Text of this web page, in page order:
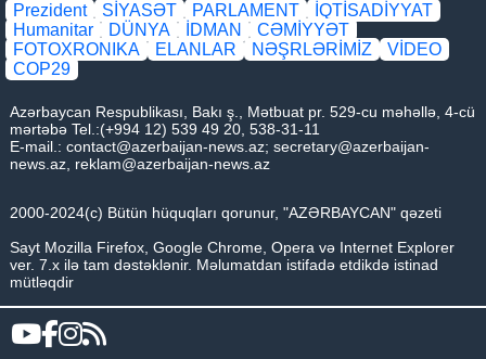
Prezident SİYASƏT PARLAMENT
İQTİSADİYYAT
Humanitar
DÜNYA İDMAN
CƏMİYYƏT
FOTOXRONIKA
ELANLAR NƏŞRLƏRİMİZ
VİDEO
COP29
Azərbaycan Respublikası, Bakı ş., Mətbuat pr. 529-cu məhəllə, 4-cü
mərtəbə Tel.:(+994 12) 539 49 20, 538-31-11
E-mail.: contact@azerbaijan-news.az; secretary@azerbaijan-
news.az, reklam@azerbaijan-news.az
2000-2024(c) Bütün hüquqları qorunur, "AZƏRBAYCAN" qəzeti
Sayt Mozilla Firefox, Google Chrome, Opera və Internet Explorer
ver. 7.x ilə tam dəstəklənir. Məlumatdan istifadə etdikdə istinad
mütləqdir